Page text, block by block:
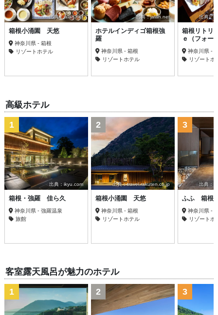
出典：jalan.net
箱根小涌園 天悠
神奈川県 - 箱根
リゾートホテル
出典：jalan.net
ホテルインディゴ箱根強
羅
神奈川県 - 箱根
リゾートホテル
出典：
箱根リトリ
ｅ（フォー
神奈川県 -
リゾートホ
高級ホテル
出典：ikyu.com
1
箱根・強羅 佳ら久
神奈川県 - 強羅温泉
旅館
出典：travel.rakuten.co.jp
2
箱根小涌園 天悠
神奈川県 - 箱根
リゾートホテル
出典：
3
ふふ 箱根
神奈川県 -
リゾートホ
客室露天風呂が魅力のホテル
1 2 3